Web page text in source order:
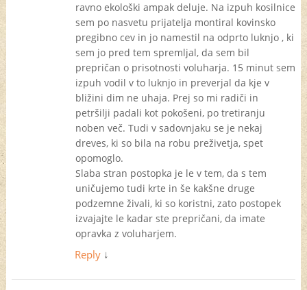
ravno ekološki ampak deluje. Na izpuh kosilnice
sem po nasvetu prijatelja montiral kovinsko
pregibno cev in jo namestil na odprto luknjo , ki
sem jo pred tem spremljal, da sem bil
prepričan o prisotnosti voluharja. 15 minut sem
izpuh vodil v to luknjo in preverjal da kje v
bližini dim ne uhaja. Prej so mi radiči in
petršilji padali kot pokošeni, po tretiranju
noben več. Tudi v sadovnjaku se je nekaj
dreves, ki so bila na robu preživetja, spet
opomoglo.
Slaba stran postopka je le v tem, da s tem
uničujemo tudi krte in še kakšne druge
podzemne živali, ki so koristni, zato postopek
izvajajte le kadar ste prepričani, da imate
opravka z voluharjem.
Reply ↓